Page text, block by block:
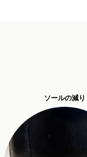
ソールの減り